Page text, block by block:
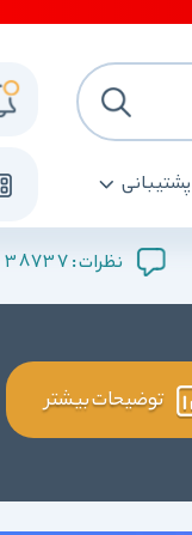
پشتیبانی
نظرات :38737
توضیحات بیشتر